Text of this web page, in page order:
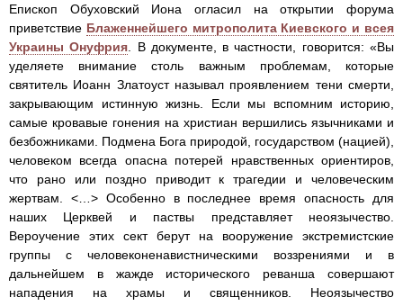
Епископ Обуховский Иона огласил на открытии форума
приветствие Блаженнейшего митрополита Киевского и всея
Украины Онуфрия . В документе, в частности, говорится: «Вы
уделяете внимание столь важным проблемам, которые
святитель Иоанн Златоуст называл проявлением тени смерти,
закрывающим истинную жизнь. Если мы вспомним историю,
самые кровавые гонения на христиан вершились язычниками и
безбожниками. Подмена Бога природой, государством (нацией),
человеком всегда опасна потерей нравственных ориентиров,
что рано или поздно приводит к трагедии и человеческим
жертвам. <…> Особенно в последнее время опасность для
наших Церквей и паствы представляет неоязычество.
Вероучение этих сект берут на вооружение экстремистские
группы с человеконенавистническими воззрениями и в
дальнейшем в жажде исторического реванша совершают
нападения на храмы и священников. Неоязычество